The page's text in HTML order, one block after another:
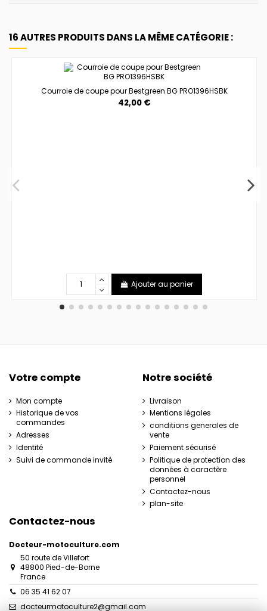
16 AUTRES PRODUITS DANS LA MÊME CATÉGORIE :
Courroie de coupe pour Bestgreen BG PRO1396HSBK
42,00 €
Ajouter au panier
Votre compte
Mon compte
Historique de vos
commandes
Adresses
Identité
Suivi de commande invité
Notre société
Livraison
Mentions légales
conditions generales de
vente
Paiement sécurisé
Politique de protection des
données à caractère
personnel
Contactez-nous
plan-site
Contactez-nous
Docteur-motoculture.com
50 route de Villefort
48800 Pied-de-Borne
France
06 35 41 62 07
docteurmotoculture2@gmail.com